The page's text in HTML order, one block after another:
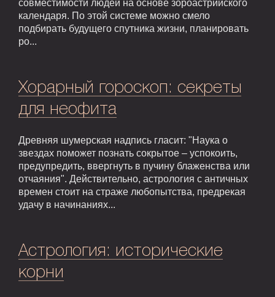
совместимости людей на основе зороастрийского
календаря. По этой системе можно смело
подбирать будущего спутника жизни, планировать
ро...
Хорарный гороскоп: секреты
для неофита
Древняя шумерская надпись гласит: "Наука о
звездах поможет познать сокрытое – успокоить,
предупредить, ввергнуть в пучину блаженства или
отчаяния". Действительно, астрология с античных
времен стоит на страже любопытства, предрекая
удачу в начинаниях...
Астрология: исторические
корни